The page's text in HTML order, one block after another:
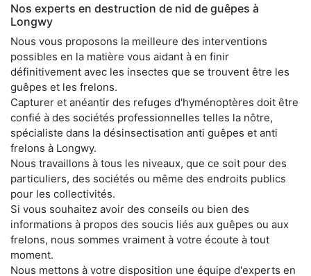
Nos experts en destruction de nid de guêpes à
Longwy
Nous vous proposons la meilleure des interventions
possibles en la matière vous aidant à en finir
définitivement avec les insectes que se trouvent être les
guêpes et les frelons.
Capturer et anéantir des refuges d'hyménoptères doit être
confié à des sociétés professionnelles telles la nôtre,
spécialiste dans la désinsectisation anti guêpes et anti
frelons à Longwy.
Nous travaillons à tous les niveaux, que ce soit pour des
particuliers, des sociétés ou même des endroits publics
pour les collectivités.
Si vous souhaitez avoir des conseils ou bien des
informations à propos des soucis liés aux guêpes ou aux
frelons, nous sommes vraiment à votre écoute à tout
moment.
Nous mettons à votre disposition une équipe d'experts en